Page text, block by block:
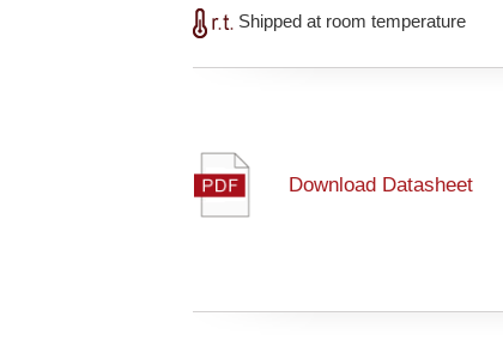
Shipped at room temperature
Download Datasheet